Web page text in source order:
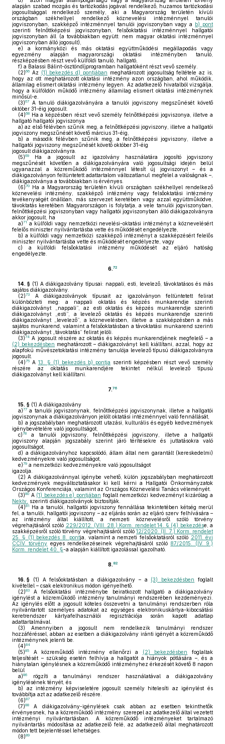
alapján szabad mozgás és tartózkodás jogával rendelkező, huzamos tartózkodási
jogosultsággal rendelkező személy, aki a Magyarország területén kívüli
országban székhellyel rendelkező köznevelési intézménnyel tanulói
jogviszonyban, szakképző intézménnyel tanulói jogviszonyban vagy a b) pont
szerinti felnőttképzési jogviszonyban, felsőoktatási intézménnyel hallgatói
jogviszonyban áll (a továbbiakban együtt: nem magyar oktatási intézménnyel
jogviszonyban álló jogosult),
e) a kormányközi és más oktatási együttműködési megállapodás vagy
egyezmény alapján magyarországi oktatási intézményben tanuló,
részképzésben részt vevő külföldi tanuló, hallgató,
f) a Balassi Bálint-ösztöndíjprogramban hallgatóként részt vevő személy.
(2)66 Az (1) bekezdés d) pontjában meghatározott jogosultság feltétele az is,
hogy az ott meghatározott oktatási intézmény azon országban, ahol működik,
államilag elismert oktatási intézmény legyen. Az adatkezelő hivatalból vizsgálja,
hogy a külföldön működő intézmény államilag elismert oktatási intézménynek
minősül-e.
(3)67
A tanuló diákigazolványára a tanulói jogviszony megszűnését követő
október 31-éig jogosult.
(4)68 Ha a képzésben részt vevő személy felnőttképzési jogviszonya, illetve a
hallgató hallgatói jogviszonya
a) az első félévben szűnik meg, a felnőttképzési jogviszony, illetve a hallgatói
jogviszony megszűnését követő március 31-éig,
b) a második félévben szűnik meg, a felnőttképzési jogviszony, illetve a
hallgatói jogviszony megszűnését követő október 31-éig
jogosult diákigazolványra.
(5)69
Ha a jogosult az igazolvány használatára jogosító jogviszony
megszűnését követően a diákigazolványára való jogosultsági idején belül
ugyanazzal a közreműködő intézménnyel létesít új jogviszonyt – és a
diákigazolványon feltüntetett adattartalom változatlanul megfelel a valóságnak –,
diákigazolványa a továbbiakban is érvényes.
(6)70
Ha a Magyarország területén kívüli országban székhellyel rendelkező
köznevelési intézmény, szakképző intézmény vagy felsőoktatási intézmény
tevékenységét önállóan, más szervezet keretében vagy azzal együttműködve,
távoktatás keretében Magyarországon is folytatja, a vele tanulói jogviszonyban,
felnőttképzési jogviszonyban vagy hallgatói jogviszonyban álló diákigazolványra
akkor jogosult, ha
a)71 a külföldi vagy nemzetközi nevelési-oktatási intézményt a köznevelésért
felelős miniszter nyilvántartásba vette és működését engedélyezte,
b) a külföldi vagy nemzetközi szakképző intézményt a szakképzésért felelős
miniszter nyilvántartásba vette és működését engedélyezte, vagy
c) a külföldi felsőoktatási intézmény működését az eljáró hatóság
engedélyezte.
6.72
14. § (1) A diákigazolvány típusai: nappali, esti, levelező, távoktatásos és más
sajátos diákigazolvány.
(2)73
A diákigazolványok típusait az igazolványon feltüntetett felirat
különbözteti meg: a nappali oktatás és képzés munkarendje szerinti
diákigazolványt „nappali”, az esti oktatás és képzés munkarendje szerinti
diákigazolványt „esti”, a levelező oktatás és képzés munkarendje szerinti
diákigazolványt „levelező”, a köznevelésben, illetve a szakképzésben a más
sajátos munkarend, valamint a felsőoktatásban a távoktatási munkarend szerinti
diákigazolványt „távoktatás” felirat jelöli.
(3)74 A jogosult részére az oktatás és képzés munkarendjének megfelelő – a
(2) bekezdésben meghatározott – diákigazolványt kell kiállítani, azzal, hogy az
alapfokú művészetoktatási intézmény tanulója levelező típusú diákigazolványra
jogosult.
(4)75 A 13. § (1) bekezdés b) pontja szerinti képzésben részt vevő személy
részére az oktatás munkarendjére tekintet nélkül levelező típusú
diákigazolványt kell kiállítani.
7.76
15. § (1) A diákigazolvány
a)77 a tanulói jogviszonynak, felnőttképzési jogviszonynak, illetve a hallgatói
jogviszonynak a diákigazolványon jelölt oktatási intézménnyel való fennállását,
b) a jogszabályban meghatározott utazási, kulturális és egyéb kedvezmények
igénybevételére való jogosultságot,
c)78
a tanulói jogviszony, felnőttképzési jogviszony, illetve a hallgatói
jogviszony alapján jogszabály szerint járó térítésekre és juttatásokra való
jogosultságot,
d) a diákigazolványhoz kapcsolódó, állam által nem garantált (kereskedelmi)
kedvezményekre való jogosultságot,
e)79 a nemzetközi kedvezményekre való jogosultságot
igazolja.
(2) A diákigazolvánnyal igénybe vehető, külön jogszabályban meghatározott
kedvezmények megváltoztatásakor ki kell kérni a Hallgatói Önkormányzatok
Országos Konferenciája, valamint az Országos Köznevelési Tanács véleményét.
(3)80 A (1) bekezdés e) pontjában foglalt nemzetközi kedvezményt kizárólag a
Nektv. szerinti diákigazolványok biztosítják.
(4)81
Ha a tanulói, hallgatói jogviszony fennállása tekintetében kétség merül
fel, a tanulói, hallgatói jogviszony – az eljárás során az eljáró szerv felhívására –
az intézmény által kiállított, a nemzeti köznevelésről szóló törvény
végrehajtásáról szóló 229/2012. (VIII. 28.) Korm. rendelet 14. § (4) bekezdése, a
szakképzésről szóló törvény végrehajtásáról szóló12/2020. (II. 7.) Korm. rendelet
25. § (1) bekezdés 8. pontja, valamint a nemzeti felsőoktatásról szóló 2011. évi
CCIV. törvény egyes rendelkezéseinek végrehajtásáról szóló 87/2015. (IV. 9.)
Korm. rendelet 40. §-a alapján kiállított igazolással igazolható.
8. 82
16. § (1) A felsőoktatásban a diákigazolvány – a (3) bekezdésben
foglalt
kivétellel – csak elektronikus módon igényelhető.
(2)83
A felsőoktatási intézménybe beiratkozott hallgató a diákigazolvány
igénylést a közreműködő intézmény tanulmányi rendszerében kezdeményezi.
Az igénylés előtt a jogosult köteles összevetni a tanulmányi rendszerben róla
nyilvántartott személyes adatokat az egységes elektronikuskártya-kibocsátási
keretrendszer kártyafelhasználói regisztrációja során kapott adatlap
adattartalmával.
(3) Amennyiben a jogosult nem rendelkezik tanulmányi rendszer
hozzáféréssel, abban az esetben a diákigazolvány iránti igényét a közreműködő
intézménynek jelenti be.
(4)84
(5)85 A közreműködő intézmény ellenőrzi a (2) bekezdésben
foglaltak
teljesítését – szükség esetén felhívja a hallgatót a hiányok pótlására –, és a
hiánytalan igénylésnek a közreműködő intézményhez érkezését követő 8 napon
belül
a)86
rögzíti a tanulmányi rendszer használatával a diákigazolvány
igénylésének tényét, és
b) az intézmény képviseletére jogosult személy hitelesíti az igénylést és
továbbítja azt az adatkezelő részére.
(6)87
(7)88
A diákigazolvány-igénylések csak abban az esetben tekinthetők
érvényesnek, ha a közreműködő intézmény szerepel az adatkezelő által vezetett
intézményi nyilvántartásban. A közreműködő intézményeket tartalmazó
nyilvántartás módosítása az adatkezelő felé, az adatkezelő által meghatározott
módon tett bejelentéssel lehetséges.
(8)89